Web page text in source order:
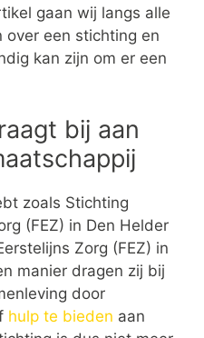
gaan wij langs alle
een stichting en
kan zijn om er een
bij aan
zoals Stichting
(FEZ) in Den Helder
Zorg (FEZ) in
manier dragen zij bij
door
hulp te bieden aan